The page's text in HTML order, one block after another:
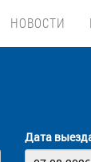
НОВОСТИ
Дата